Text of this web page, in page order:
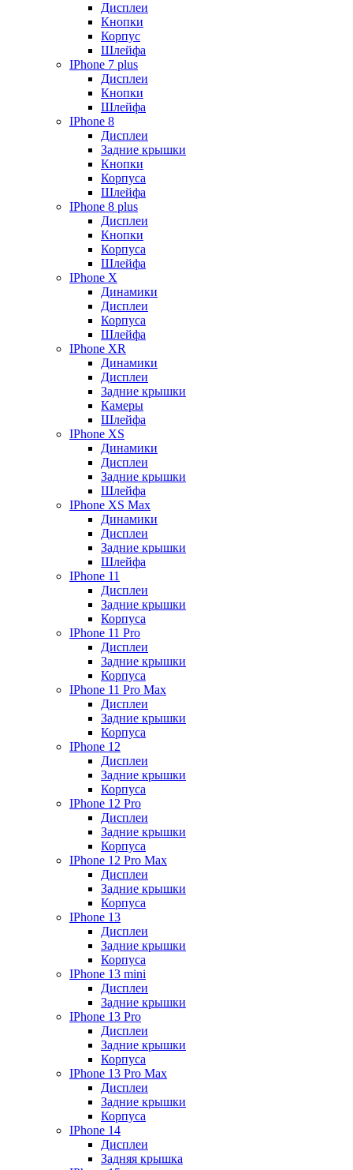
Дисплеи
Кнопки
Корпус
Шлейфа
IPhone 7 plus
Дисплеи
Кнопки
Шлейфа
IPhone 8
Дисплеи
Задние крышки
Кнопки
Корпуса
Шлейфа
IPhone 8 plus
Дисплеи
Кнопки
Корпуса
Шлейфа
IPhone X
Динамики
Дисплеи
Корпуса
Шлейфа
IPhone XR
Динамики
Дисплеи
Задние крышки
Камеры
Шлейфа
IPhone XS
Динамики
Дисплеи
Задние крышки
Шлейфа
IPhone XS Max
Динамики
Дисплеи
Задние крышки
Шлейфа
IPhone 11
Дисплеи
Задние крышки
Корпуса
IPhone 11 Pro
Дисплеи
Задние крышки
Корпуса
IPhone 11 Pro Max
Дисплеи
Задние крышки
Корпуса
IPhone 12
Дисплеи
Задние крышки
Корпуса
IPhone 12 Pro
Дисплеи
Задние крышки
Корпуса
IPhone 12 Pro Max
Дисплеи
Задние крышки
Корпуса
IPhone 13
Дисплеи
Задние крышки
Корпуса
IPhone 13 mini
Дисплеи
Задние крышки
IPhone 13 Pro
Дисплеи
Задние крышки
Корпуса
IPhone 13 Pro Max
Дисплеи
Задние крышки
Корпуса
IPhone 14
Дисплеи
Задняя крышка